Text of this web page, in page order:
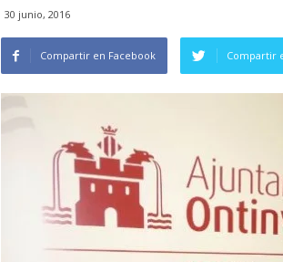
30 junio, 2016
Compartir en Facebook Compartir